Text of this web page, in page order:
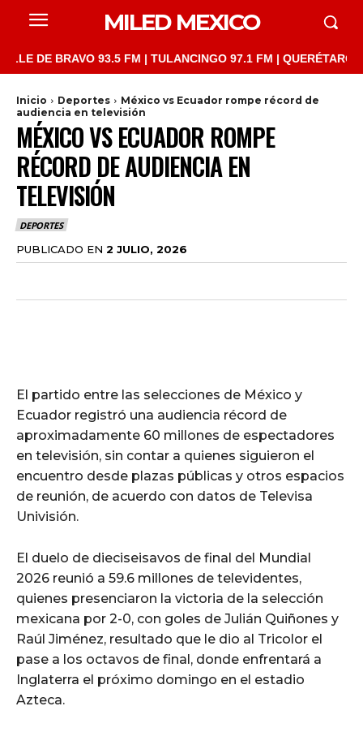
MILED MEXICO
BRAVO 93.5 FM | TULANCINGO 97.1 FM | QUERÉTARO
Inicio Deportes
México vs Ecuador rompe récord de
audiencia en televisión
MÉXICO VS ECUADOR ROMPE
RÉCORD DE AUDIENCIA EN
TELEVISIÓN
DEPORTES
PUBLICADO EN 2 JULIO, 2026
El partido entre las selecciones de México y
Ecuador registró una audiencia récord de
aproximadamente 60 millones de espectadores
en televisión, sin contar a quienes siguieron el
encuentro desde plazas públicas y otros espacios
de reunión, de acuerdo con datos de Televisa
Univisión.
El duelo de dieciseisavos de final del Mundial
2026 reunió a 59.6 millones de televidentes,
quienes presenciaron la victoria de la selección
mexicana por 2-0, con goles de Julián Quiñones y
Raúl Jiménez, resultado que le dio al Tricolor el
pase a los octavos de final, donde enfrentará a
Inglaterra el próximo domingo en el estadio
Azteca.